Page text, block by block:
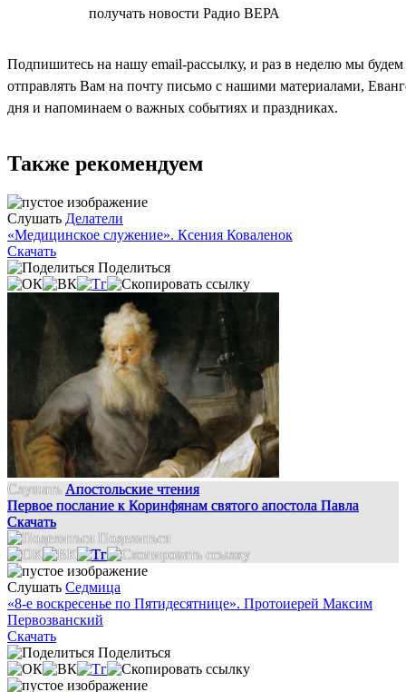
получать новости Радио ВЕРА
Подпишитесь на нашу email-рассылку, и раз в неделю мы будем
отправлять Вам на почту письмо с нашими материалами,
дня и напоминаем о важных событиях и праздниках.
Также рекомендуем
Слушать Делатели
«Медицинское служение». Ксения Коваленок
Скачать
Поделиться
Слушать Апостольские чтения
Первое послание к Коринфянам святого апостола Павла
Скачать
Поделиться
Слушать Седмица
«8-е воскресенье по Пятидесятнице». Протоиерей Максим
Первозванский
Скачать
Поделиться